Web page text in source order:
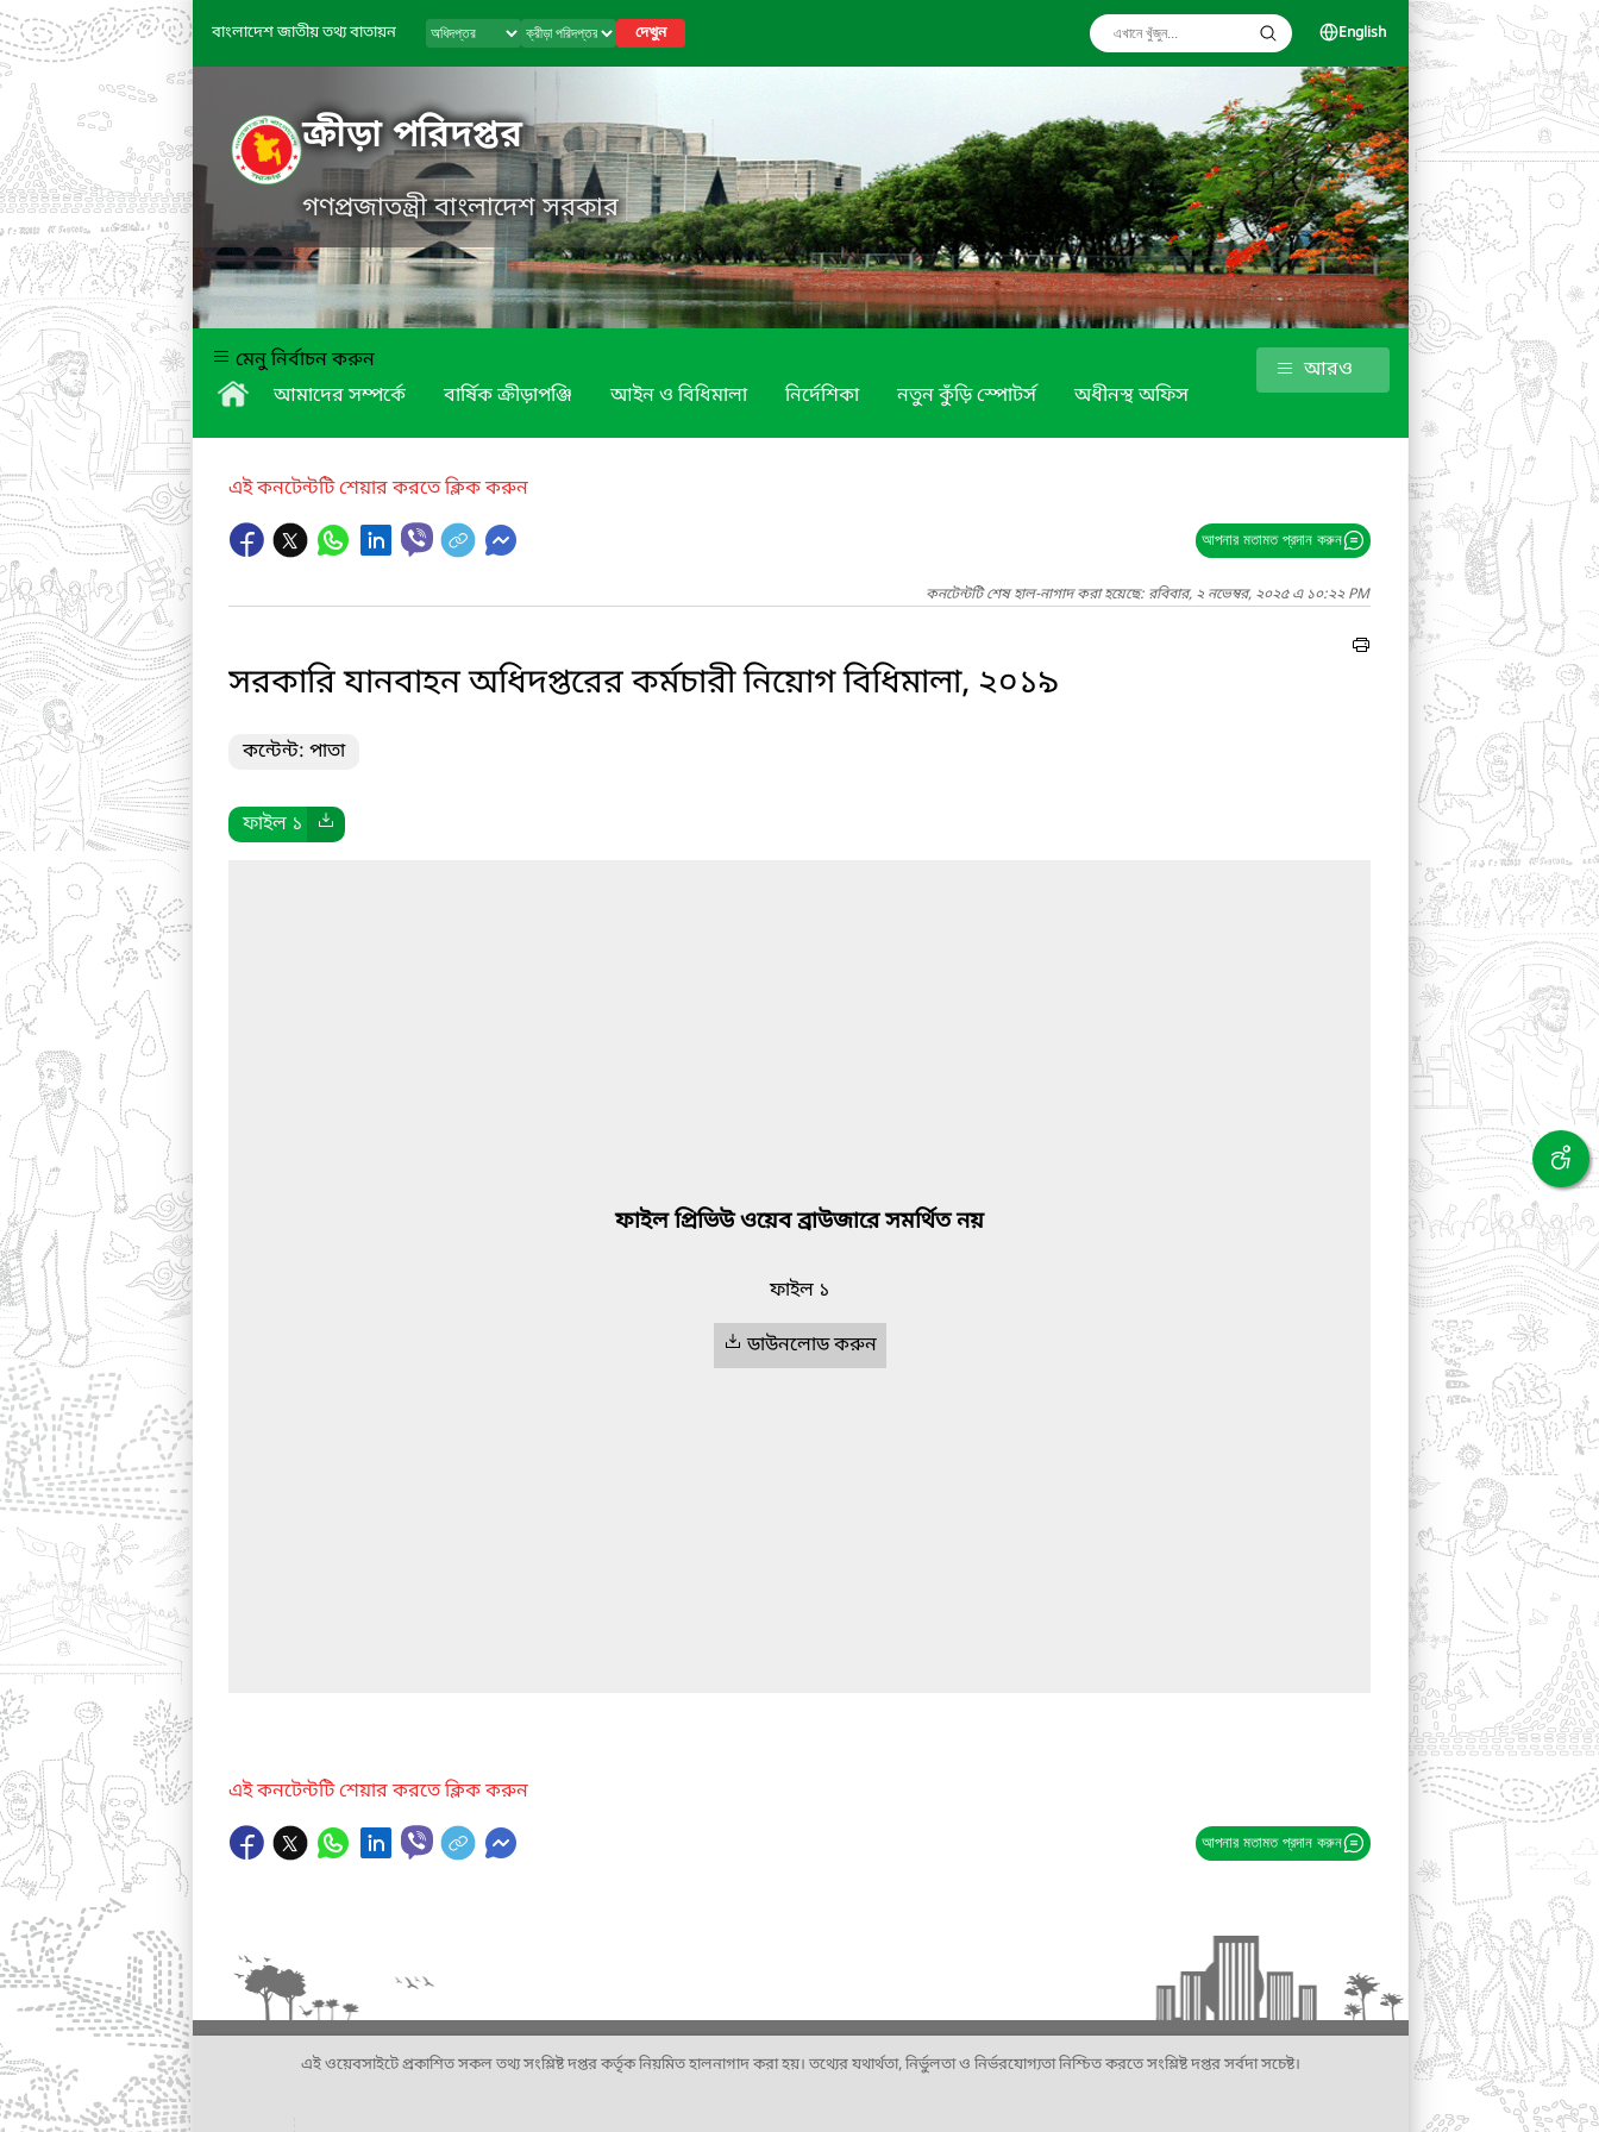
বাংলাদেশ জাতীয় তথ্য বাতায়ন দেখুন English
ক্রীড়া পরিদপ্তর
গণপ্রজাতন্ত্রী বাংলাদেশ সরকার
মেনু নির্বাচন করুন
আমাদের সম্পর্কে
বার্ষিক ক্রীড়াপঞ্জি আইন ও বিধিমালা নির্দেশিকা নতুন কুঁড়ি স্পোটর্স অধীনস্থ অফিস
আরও
এই কনটেন্টটি শেয়ার করতে ক্লিক করুন
আপনার মতামত প্রদান করুন
কনটেন্টটি শেষ হাল-নাগাদ করা হয়েছে: রবিবার, ২ নভেম্বর, ২০২৫ এ ১০:২২ PM
সরকারি যানবাহন অধিদপ্তরের কর্মচারী নিয়োগ বিধিমালা, ২০১৯
কন্টেন্ট: পাতা
ফাইল ১
ফাইল প্রিভিউ ওয়েব ব্রাউজারে সমর্থিত নয়
ফাইল ১
ডাউনলোড করুন
এই কনটেন্টটি শেয়ার করতে ক্লিক করুন
আপনার মতামত প্রদান করুন
এই ওয়েবসাইটে প্রকাশিত সকল তথ্য সংশ্লিষ্ট দপ্তর কর্তৃক নিয়মিত হালনাগাদ করা হয়। তথ্যের যথার্থতা, নির্ভুলতা ও নির্ভরযোগ্যতা নিশ্চিত করতে সংশ্লিষ্ট দপ্তর সর্বদা সচেষ্ট।